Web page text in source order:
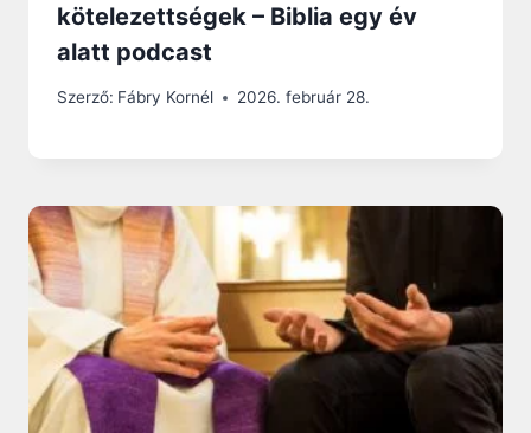
kötelezettségek – Biblia egy év
alatt podcast
Szerző: Fábry Kornél 2026. február 28.